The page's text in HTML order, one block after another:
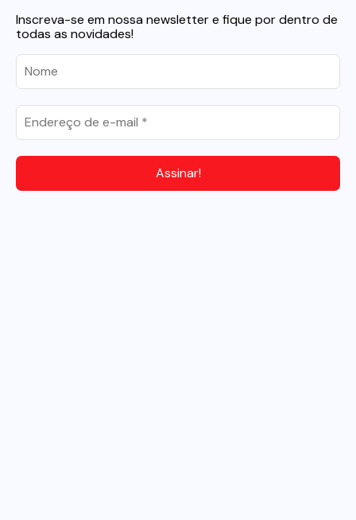
Inscreva-se em nossa newsletter e fique por dentro de
todas as novidades!